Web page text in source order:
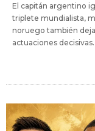
El capitán argentino
triplete mundialista,
noruego también
actuaciones decisivas.